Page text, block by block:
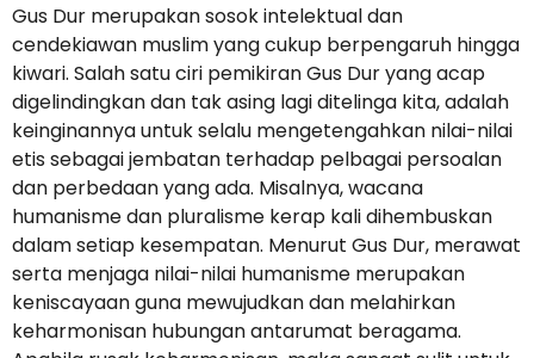
Gus Dur merupakan sosok intelektual dan
cendekiawan muslim yang cukup berpengaruh hingga
kiwari. Salah satu ciri pemikiran Gus Dur yang acap
digelindingkan dan tak asing lagi ditelinga kita, adalah
keinginannya untuk selalu mengetengahkan nilai-nilai
etis sebagai jembatan terhadap pelbagai persoalan
dan perbedaan yang ada. Misalnya, wacana
humanisme dan pluralisme kerap kali dihembuskan
dalam setiap kesempatan. Menurut Gus Dur, merawat
serta menjaga nilai-nilai humanisme merupakan
keniscayaan guna mewujudkan dan melahirkan
keharmonisan hubungan antarumat beragama.